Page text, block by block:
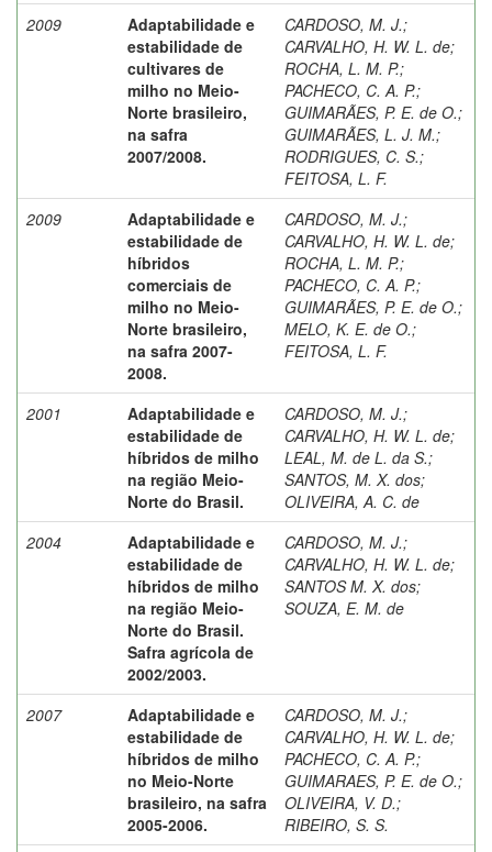
2009
Adaptabilidade e
estabilidade de
cultivares de
milho no Meio-
Norte brasileiro,
na safra
2007/2008.
CARDOSO, M. J.;
CARVALHO, H. W. L. de;
ROCHA, L. M. P.;
PACHECO, C. A. P.;
GUIMARÃES, P. E. de O.;
GUIMARÃES, L. J. M.;
RODRIGUES, C. S.;
FEITOSA, L. F.
2009
Adaptabilidade e
estabilidade de
híbridos
comerciais de
milho no Meio-
Norte brasileiro,
na safra 2007-
2008.
CARDOSO, M. J.;
CARVALHO, H. W. L. de;
ROCHA, L. M. P.;
PACHECO, C. A. P.;
GUIMARÃES, P. E. de O.;
MELO, K. E. de O.;
FEITOSA, L. F.
2001
Adaptabilidade e
estabilidade de
híbridos de milho
na região Meio-
Norte do Brasil.
CARDOSO, M. J.;
CARVALHO, H. W. L. de;
LEAL, M. de L. da S.;
SANTOS, M. X. dos;
OLIVEIRA, A. C. de
2004
Adaptabilidade e
estabilidade de
híbridos de milho
na região Meio-
Norte do Brasil.
Safra agrícola de
2002/2003.
CARDOSO, M. J.;
CARVALHO, H. W. L. de;
SANTOS M. X. dos;
SOUZA, E. M. de
2007
Adaptabilidade e
estabilidade de
híbridos de milho
no Meio-Norte
brasileiro, na safra
2005-2006.
CARDOSO, M. J.;
CARVALHO, H. W. L. de;
PACHECO, C. A. P.;
GUIMARAES, P. E. de O.;
OLIVEIRA, V. D.;
RIBEIRO, S. S.